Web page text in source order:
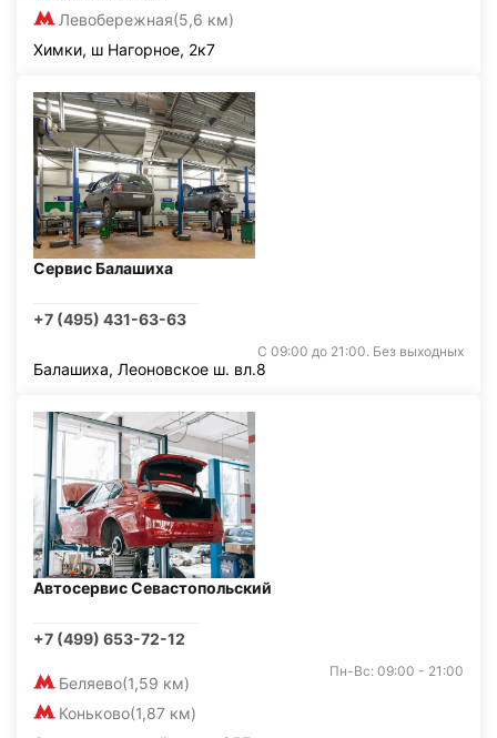
Левобережная(5,6 км)
Химки, ш Нагорное, 2к7
Сервис Балашиха
+7 (495) 431-63-63
С 09:00 до 21:00. Без выходных
Балашиха, Леоновское ш. вл.8
Автосервис Севастопольский
+7 (499) 653-72-12
Беляево(1,59 км)
Коньково(1,87 км)
Пн-Вс: 09:00 - 21:00